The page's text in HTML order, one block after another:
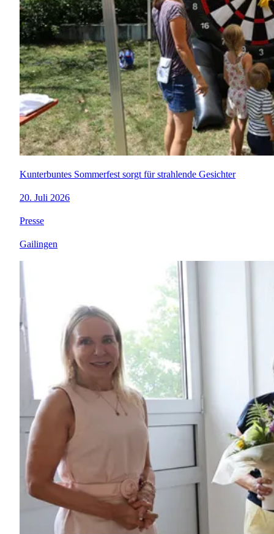
Kunterbuntes Sommerfest sorgt für strahlende Gesichter
20. Juli 2026
Presse
Gailingen